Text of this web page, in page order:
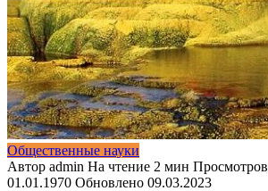
Общественные науки
Автор admin На чтение 2 мин Просмотров
01.01.1970 Обновлено 09.03.2023